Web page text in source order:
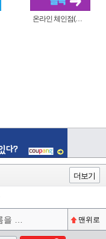
온라인 체인점(가맹점) 분양순서(필독)
더보기
코샵코앱 설치시 모바일 브라우저앱은 크롬을 권장합니다^^ 맨위로